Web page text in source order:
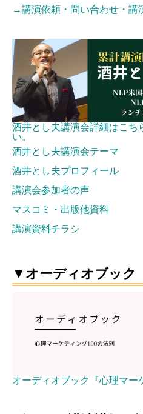
→講演依頼・問い合わせ・講
酒井とし夫講演会詳細はこち
い。
酒井とし夫講演会テーマ
酒井とし夫プロフィール
講演会参加者の声
マスコミ・出版他資料
講演資料チラシ
▼オーディオブック
オーディオブック『心理マー